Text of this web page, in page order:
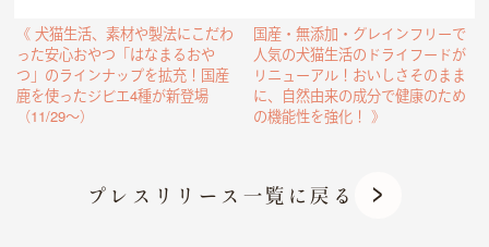
《 犬猫生活、素材や製法にこだわ
った安心おやつ「はなまるおや
つ」のラインナップを拡充！国産
鹿を使ったジビエ4種が新登場
（11/29～）
国産・無添加・グレインフリーで
人気の犬猫生活のドライフードが
リニューアル！おいしさそのまま
に、自然由来の成分で健康のため
の機能性を強化！ 》
プレスリリース一覧に戻る